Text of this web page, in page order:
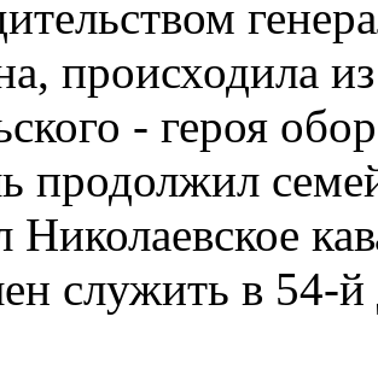
происходила
- героя
продолжил
Николаевское
служить в 54-